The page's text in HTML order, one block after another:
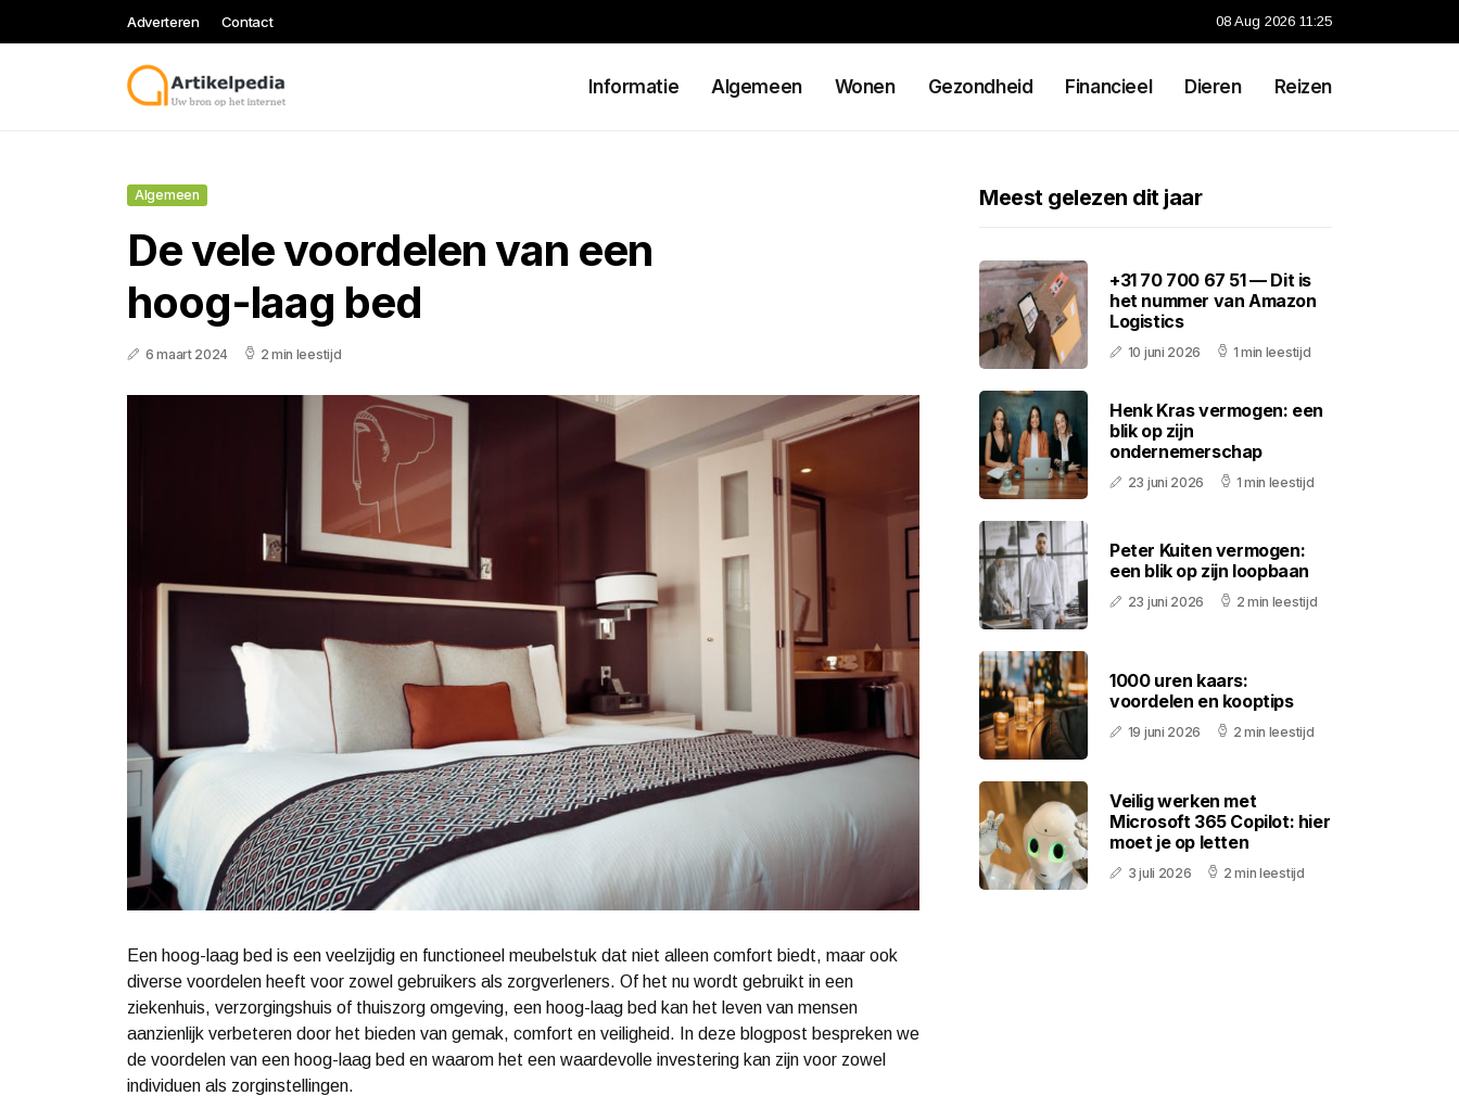
Adverteren Contact 08 Aug 2026 11:25
Informatie Algemeen Wonen Gezondheid Financieel Dieren Reizen
Algemeen
De vele voordelen van een
hoog-laag bed
6 maart 2024 2 min leestijd
Een hoog-laag bed is een veelzijdig en functioneel meubelstuk dat niet alleen comfort biedt, maar ook
diverse voordelen heeft voor zowel gebruikers als zorgverleners. Of het nu wordt gebruikt in een
ziekenhuis, verzorgingshuis of thuiszorg omgeving, een hoog-laag bed kan het leven van mensen
aanzienlijk verbeteren door het bieden van gemak, comfort en veiligheid. In deze blogpost bespreken we
de voordelen van een hoog-laag bed en waarom het een waardevolle investering kan zijn voor zowel
individuen als zorginstellingen.
Meest gelezen dit jaar
+31 70 700 67 51 — Dit is
het nummer van Amazon
Logistics
10 juni 2026 1 min leestijd
Henk Kras vermogen: een
blik op zijn
ondernemerschap
23 juni 2026 1 min leestijd
Peter Kuiten vermogen:
een blik op zijn loopbaan
23 juni 2026 2 min leestijd
1000 uren kaars:
voordelen en kooptips
19 juni 2026 2 min leestijd
Veilig werken met
Microsoft 365 Copilot: hier
moet je op letten
3 juli 2026 2 min leestijd